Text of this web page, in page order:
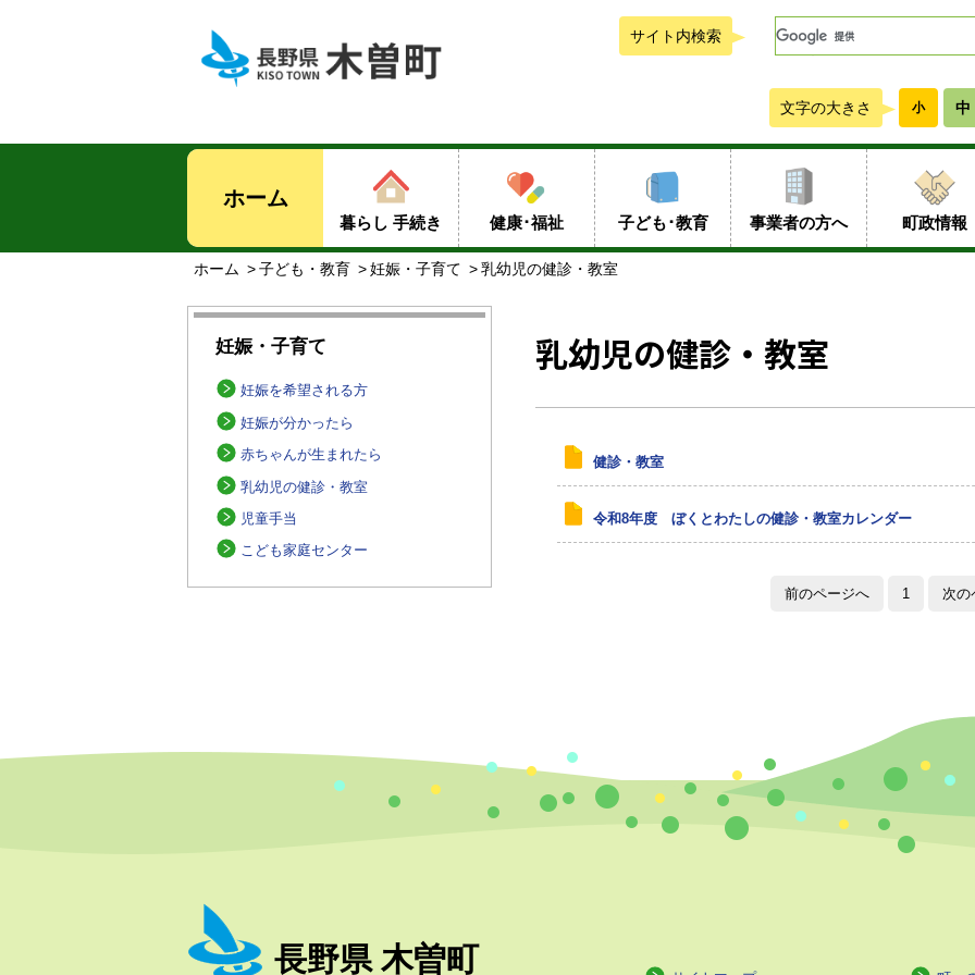
サイト内検索
中
小
文字の大きさ
ホーム
暮らし 手続き 健康･福祉 子ども･教育 事業者の方へ 町政情報
ホーム 子ども・教育 妊娠・子育て 乳幼児の健診・教室
妊娠・子育て
妊娠を希望される方
妊娠が分かったら
赤ちゃんが生まれたら
乳幼児の健診・教室
児童手当
こども家庭センター
乳幼児の健診・教室
健診・教室
令和8年度 ぼくとわたしの健診・教室カレンダー
前のページへ 1 次の
長野県 木曽町